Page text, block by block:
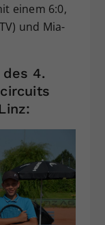
einem 6:0,
und Mia-
4.